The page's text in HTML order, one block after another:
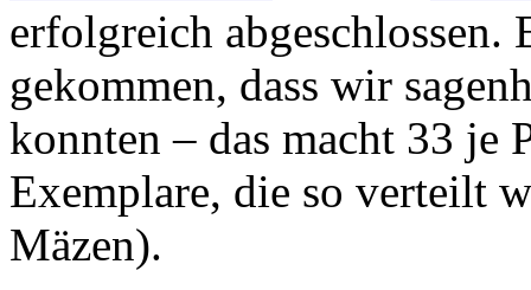
erfolgreich abgeschlossen.
gekommen, dass wir
konnten – das macht 33 je
Exemplare, die so verteilt
Mäzen).